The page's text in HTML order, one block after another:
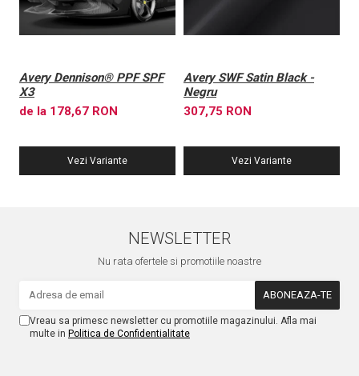
Avery Dennison® PPF SPF
X3
de la 178,67 RON
Vezi Variante
Avery SWF Satin Black -
Negru
307,75 RON
Vezi Variante
NEWSLETTER
Nu rata ofertele si promotiile noastre
Vreau sa primesc newsletter cu promotiile magazinului. Afla mai
multe in Politica de Confidentialitate